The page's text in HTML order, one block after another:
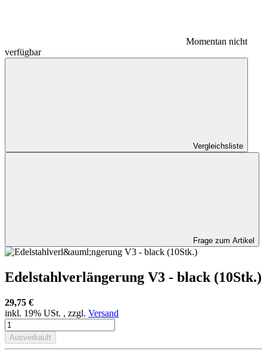
Momentan nicht
verfügbar
Vergleichsliste
Frage zum Artikel
Edelstahlverlängerung V3 - black (10Stk.)
29,75 €
inkl. 19% USt. , zzgl. Versand
Ausverkauft